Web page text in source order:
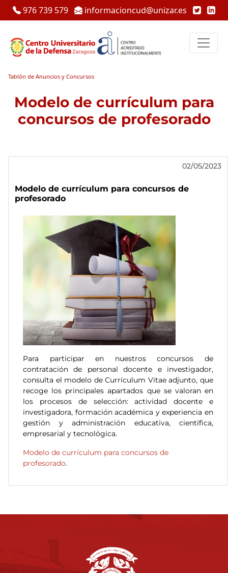
976 739 579 informacioncud@unizar.es
Tablón de Anuncios y Concursos
Modelo de currículum para
concursos de profesorado
02/05/2023
Modelo de currículum para concursos de
profesorado
Para participar en nuestros concursos de
contratación de personal docente e investigador,
consulta el modelo de Currículum Vitae adjunto, que
recoge los principales apartados que se valoran en
los procesos de selección: actividad docente e
investigadora, formación académica y experiencia en
gestión y administración educativa, científica,
empresarial y tecnológica.
Modelo de currículum para concursos de
profesorado.